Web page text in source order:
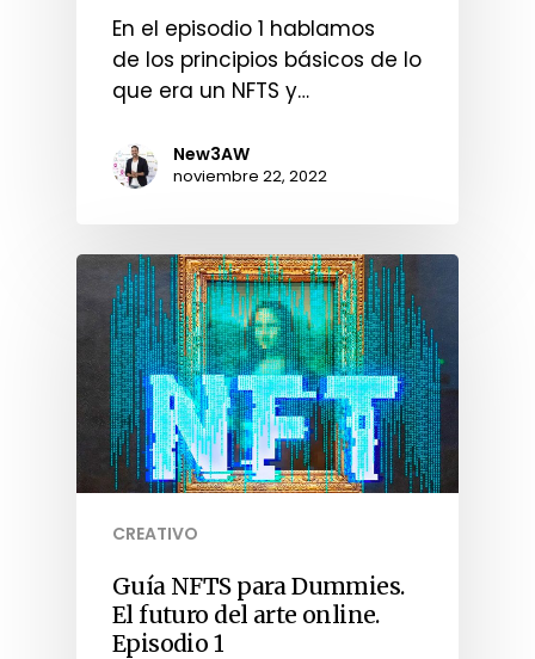
En el episodio 1 hablamos
de los principios básicos de lo
que era un NFTS y…
New3AW
noviembre 22, 2022
CREATIVO
Guía NFTS para Dummies.
El futuro del arte online.
Episodio 1